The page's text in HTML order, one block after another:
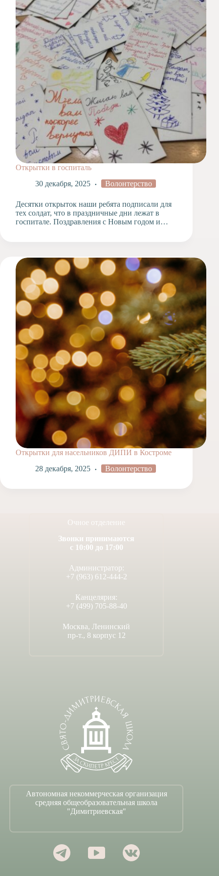
Художественная
студия
Музыкальное
отделение
Психологическая
Служба
Тьюторская
служба
Открытки в госпиталь
30 декабря, 2025
Волонтерство
Десятки открыток наши ребята подписали для
тех солдат, что в праздничные дни лежат в
госпитале. Поздравления с Новым годом и…
Открытки для насельников ДИПИ в Костроме
28 декабря, 2025
Волонтерство
Очное отделение
Звонки принимаются
с 10:00 до 17:00
Администратор:
+7 (963) 612-444-2
Канцелярия:
+7 (499) 705-88-40
Москва, Ленинский
пр-т., 8 корпус 12
Автономная некоммерческая организация
средняя общеобразовательная школа
"Димитриевская"